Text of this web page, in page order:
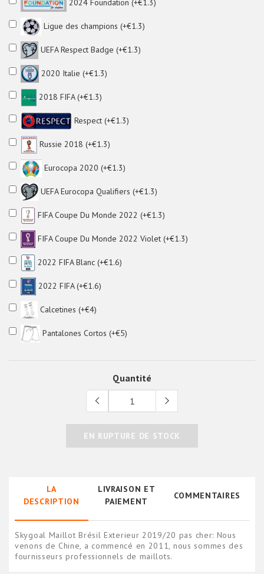
2024 Foundation (+€1.3)
Ligue des champions (+€1.3)
UEFA Respect Badge (+€1.3)
2020 Italie (+€1.3)
2018 FIFA (+€1.3)
Respect (+€1.3)
Russie 2018 (+€1.3)
Eurocopa 2020 (+€1.3)
UEFA Eurocopa Qualifiers (+€1.3)
FIFA Coupe Du Monde 2022 (+€1.3)
FIFA Coupe Du Monde 2022 Violet (+€1.3)
2022 FIFA Blanc (+€1.6)
2022 FIFA (+€1.6)
Calcetines (+€4)
Pantalones Cortos (+€5)
Quantité
EN RUPTURE DE STOCK
LA
DESCRIPTION
LIVRAISON ET
PAIEMENT
COMMENTAIRES
Skygoal Maillot Brésil Exterieur 2019/20 pas cher: Nous
venons de Chine, a commencé en 2011, nous sommes des
fournisseurs professionnels de maillots.